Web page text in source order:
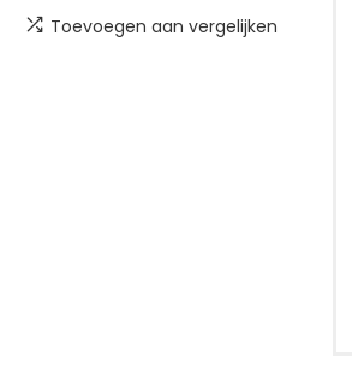
Toevoegen aan vergelijken